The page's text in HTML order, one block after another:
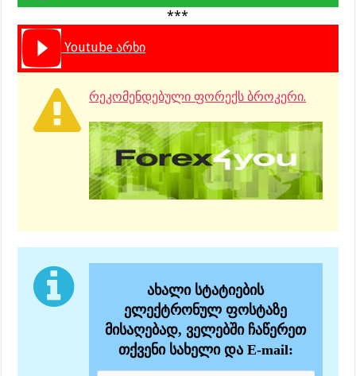
***
Youtube არხი
რეკომენდებული ფორექს ბროკერი.
ახალი სტატიების
ელექტრონულ ფოსტაზე
მისაღებად, ველებში ჩაწერეთ
თქვენი სახელი და E-mail: